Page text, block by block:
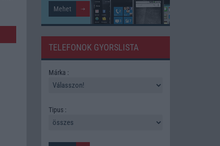
TELEFONOK GYORSLISTA
Márka :
Tipus :